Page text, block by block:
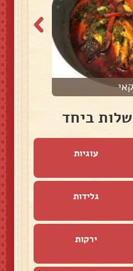
ביחד
עוגיות
גלידות
ירקות